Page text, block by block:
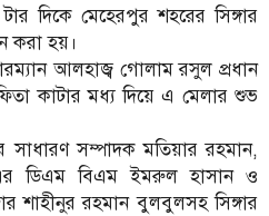
দিকে মেহেরপুর শহরের সিঙ্গার
করা হয়।
আলহাজ্ব গোলাম রসুল প্রধান
কাটার মধ্য দিয়ে এ মেলার শুভ
সাধারণ সম্পাদক মতিয়ার রহমান,
এর ডিএম বিএম ইমরুল হাসান ও
শাহীনুর রহমান বুলবুলসহ সিঙ্গার